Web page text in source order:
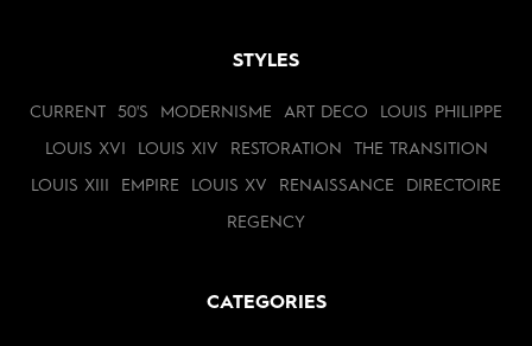
STYLES
CURRENT 50'S MODERNISME ART DECO LOUIS PHILIPPE
LOUIS XVI LOUIS XIV RESTORATION THE TRANSITION
LOUIS XIII EMPIRE LOUIS XV RENAISSANCE DIRECTOIRE
REGENCY
CATEGORIES